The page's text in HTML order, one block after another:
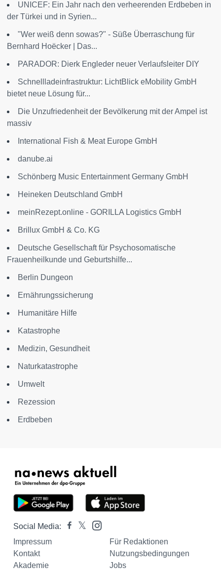
UNICEF: Ein Jahr nach den verheerenden Erdbeben in
der Türkei und in Syrien...
"Wer weiß denn sowas?" - Süße Überraschung für
Bernhard Hoëcker | Das...
PARADOR: Dierk Engleder neuer Verlaufsleiter DIY
Schnellladeinfrastruktur: LichtBlick eMobility GmbH
bietet neue Lösung für...
Die Unzufriedenheit der Bevölkerung mit der Ampel ist
massiv
International Fish & Meat Europe GmbH
danube.ai
Schönberg Music Entertainment Germany GmbH
Heineken Deutschland GmbH
meinRezept.online - GORILLA Logistics GmbH
Brillux GmbH & Co. KG
Deutsche Gesellschaft für Psychosomatische
Frauenheilkunde und Geburtshilfe...
Berlin Dungeon
Ernährungssicherung
Humanitäre Hilfe
Katastrophe
Medizin, Gesundheit
Naturkatastrophe
Umwelt
Rezession
Erdbeben
Social Media:
Impressum
Für Redaktionen
Kontakt
Nutzungsbedingungen
Akademie
Jobs